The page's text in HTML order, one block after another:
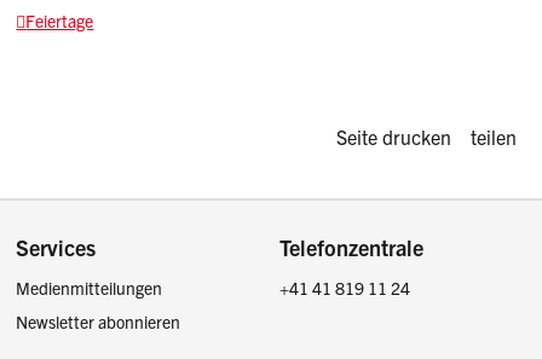
Feiertage
Diese Seite
Seite drucken teilen
Footer
Services
Medienmitteilungen
Newsletter abonnieren
Telefonzentrale
+41 41 819 11 24